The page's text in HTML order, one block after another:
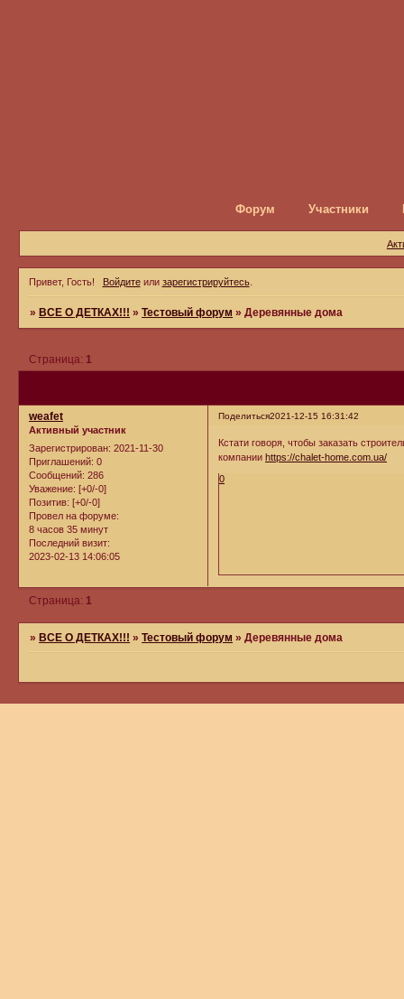
Форум Участники
Привет, Гость! Войдитеили зарегистрируйтесь.
» ВСЕ О ДЕТКАХ!!! »Тестовый форум »Деревянные дома
Страница: 1
Поделиться2021-12-15 16:31:42
weafet
Активный участник
Зарегистрирован: 2021-11-30
Приглашений: 0
Сообщений: 286
Уважение: [+0/-0]
Позитив: [+0/-0]
Провел на форуме:
8 часов 35 минут
Последний визит:
2023-02-13 14:06:05
Кстати говоря, чтобы заказать
компанииhttps://chalet-home.com.ua/
0
Страница: 1
» ВСЕ О ДЕТКАХ!!! »Тестовый форум »Деревянные дома